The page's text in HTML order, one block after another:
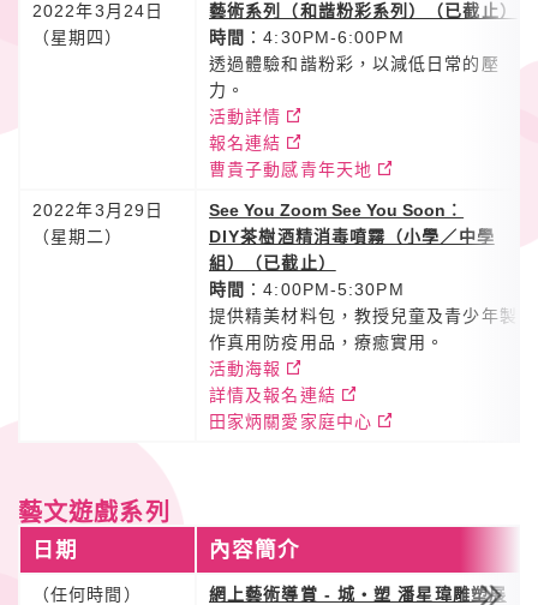
2022年3月24日
（星期四）
藝術系列（和諧粉彩系列）（已截止）
時間 ：4:30PM-6:00PM
透過體驗和諧粉彩，以減低日常的壓
力。
活動詳情
報名連結
曹貴子動感青年天地
2022年3月29日
（星期二）
See You Zoom See You Soon ︰
DIY茶樹酒精消毒噴霧（小學／中學
組）（已截止）
時間 ：4:00PM-5:30PM
提供精美材料包，教授兒童及青少年製
作真用防疫用品，療癒實用。
活動海報
詳情及報名連結
田家炳關愛家庭中心
藝文遊戲系列
日期 內容簡介
（任何時間）
網上藝術導賞 - 城‧塑 潘星瑋雕塑展